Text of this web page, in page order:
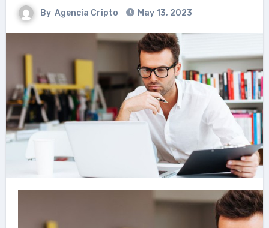
By Agencia Cripto May 13, 2023